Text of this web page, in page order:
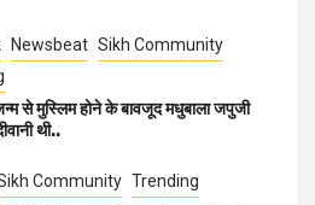
Newsbeat Sikh Community
से मुस्लिम होने के बावजूद मधुबाला जपुजी
थी..
Community Trending